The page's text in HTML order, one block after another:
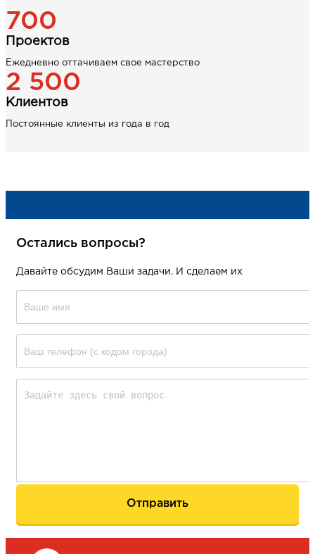
700
Проектов
Ежедневно оттачиваем свое мастерство
2 500
Клиентов
Постоянные клиенты из года в год
Остались вопросы?
Давайте обсудим Ваши задачи. И сделаем их